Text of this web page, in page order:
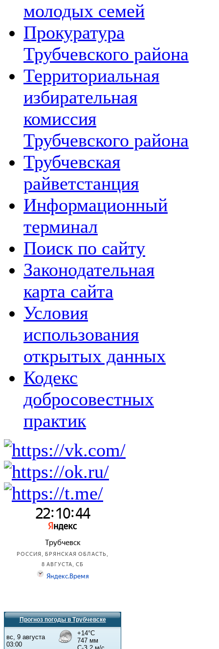
молодых семей
Прокуратура
Трубчевского района
Территориальная
избирательная
комиссия
Трубчевского района
Трубчевская
райветстанция
Информационный
терминал
Поиск по сайту
Законодательная
карта сайта
Условия
использования
открытых данных
Кодекс
добросовестных
практик
Прогноз погоды в Трубчевске